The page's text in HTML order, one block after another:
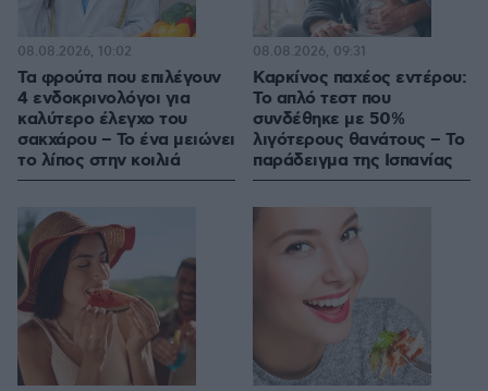
Τα φρούτα που επιλέγουν
4 ενδοκρινολόγοι για
καλύτερο έλεγχο του
σακχάρου – Το ένα μειώνει
το λίπος στην κοιλιά
08.08.2026, 10:02
Καρκίνος παχέος εντέρου:
Το απλό τεστ που
συνδέθηκε με 50%
λιγότερους θανάτους – Το
παράδειγμα της Ισπανίας
08.08.2026, 09:31